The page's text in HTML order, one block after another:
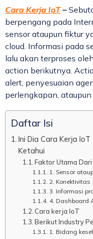
Cara Kerja IoT–
berpengang pada
sensor ataupun fiktur
cloud. Informasi pada
lalu akan terproses
action berikutnya.
alert, penyesuaian
perlengkapan, ataupun
Daftar Isi
Ini Dia Cara Kerja
Ketahui
Faktor Utama
1. Sensor
2. Konektivitas
3. Informasi
4. Dashboard
Cara kerja IoT
Berikut Industry
1. Bidang